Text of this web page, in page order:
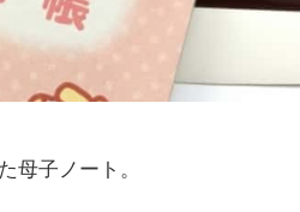
母子ノート。